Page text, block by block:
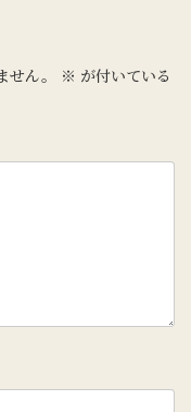
ん。 ※ が付いている